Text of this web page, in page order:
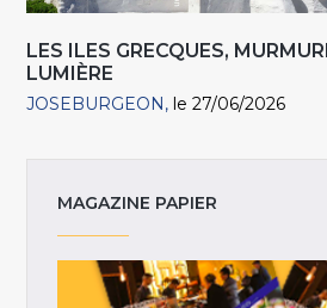
LES ILES GRECQUES,
LUMIÈRE
JOSEBURGEON le 27/06/2026
MAGAZINE PAPIER